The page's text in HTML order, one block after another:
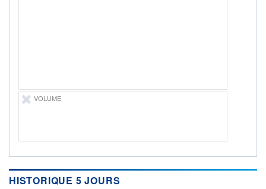
Boursobank
VOLUME
HISTORIQUE 5 JOURS